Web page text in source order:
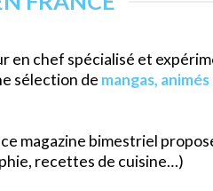
en chef spécialisé et
sélection de mangas,
magazine bimestriel
recettes de cuisine…)